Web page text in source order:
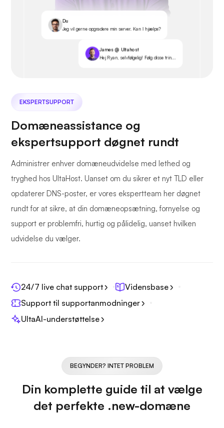
Du
Jeg vil gerne opgradere min server. Kan I hjælpe?
James @ Ultahost
Hej Ryan, selvfølgelig! Følg disse trin...
EKSPERTSUPPORT
Domæneassistance og
ekspertsupport døgnet rundt
Administrer enhver domæneudvidelse med lethed og
tryghed hos UltaHost. Uanset om du sikrer et nyt TLD eller
opdaterer DNS-poster, er vores ekspertteam her døgnet
rundt for at sikre, at din domæneopsætning, fornyelse og
support er problemfri, hurtig og pålidelig, uanset hvilken
udvidelse du vælger.
24/7 live chat support
Vidensbase
Support til supportanmodninger
UltaAI-understøttelse
BEGYNDER? INTET PROBLEM
Din komplette guide til at vælge
det perfekte .new-domæne